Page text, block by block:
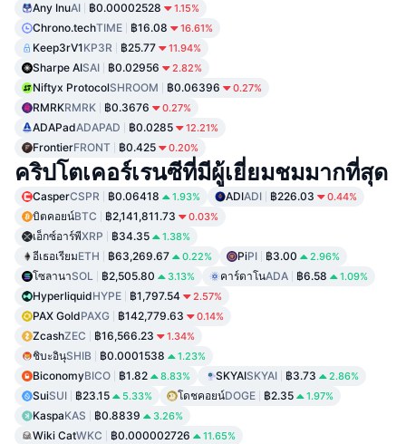
Any InuAI ฿0.00002528 1.15%
Chrono.techTIME ฿16.08 16.61%
Keep3rV1KP3R ฿25.77 11.94%
Sharpe AISAI ฿0.02956 2.82%
Niftyx ProtocolSHROOM ฿0.06396 0.27%
RMRKRMRK ฿0.3676 0.27%
ADAPadADAPAD ฿0.0285 12.21%
FrontierFRONT ฿0.425 0.20%
คริปโตเคอร์เรนซีที่มีผู้เยี่ยมชมมากที่สุด
CasperCSPR ฿0.06418 1.93% ADIADI ฿226.03 0.44%
บิตคอยน์BTC ฿2,141,811.73 0.03%
เอ็กซ์อาร์พีXRP ฿34.35 1.38%
อีเธอเรียมETH ฿63,269.67 0.22% PiPI ฿3.00 2.96%
โซลานาSOL ฿2,505.80 3.13% คาร์ดาโนADA ฿6.58 1.09%
HyperliquidHYPE ฿1,797.54 2.57%
PAX GoldPAXG ฿142,779.63 0.14%
ZcashZEC ฿16,566.23 1.34%
ชิบะอินุSHIB ฿0.0001538 1.23%
BiconomyBICO ฿1.82 8.83% SKYAISKYAI ฿3.73 2.86%
SuiSUI ฿23.15 5.33% โดชคอยน์DOGE ฿2.35 1.97%
KaspaKAS ฿0.8839 3.26%
Wiki CatWKC ฿0.000002726 11.65%